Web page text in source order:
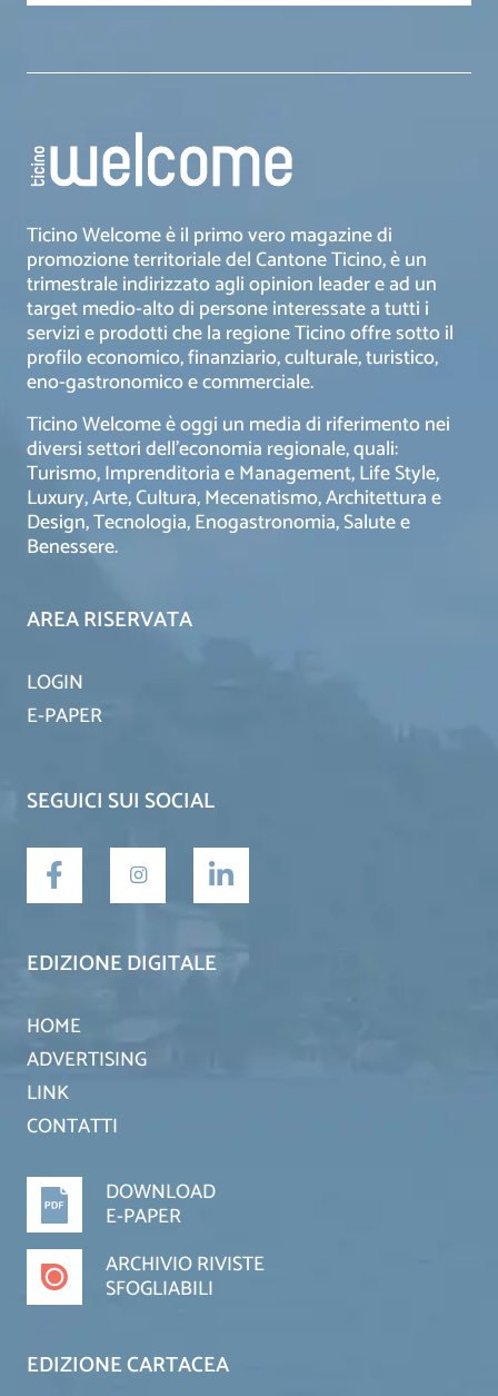
Ticino Welcome è il primo vero magazine di
promozione territoriale del Cantone Ticino, è un
trimestrale indirizzato agli opinion leader e ad un
target medio-alto di persone interessate a tutti i
servizi e prodotti che la regione Ticino offre sotto il
profilo economico, finanziario, culturale, turistico,
eno-gastronomico e commerciale.
Ticino Welcome è oggi un media di riferimento nei
diversi settori dell’economia regionale, quali:
Turismo, Imprenditoria e Management, Life Style,
Luxury, Arte, Cultura, Mecenatismo, Architettura e
Design, Tecnologia, Enogastronomia, Salute e
Benessere.
AREA RISERVATA
LOGIN
E-PAPER
SEGUICI SUI SOCIAL
EDIZIONE DIGITALE
HOME
ADVERTISING
LINK
CONTATTI
DOWNLOAD
E-PAPER
ARCHIVIO RIVISTE
SFOGLIABILI
EDIZIONE CARTACEA